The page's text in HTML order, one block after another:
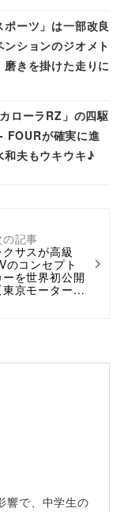
の記事
クサスが高級
のコンセプト
ーを世界初公開
東京モーター…
ポーツ」は一部改良
ションのジオメト
磨きを掛けた走りに
ローラRZ」の四駆
FOURが確実に進
和夫もウキウキ♪
響で、中学生の